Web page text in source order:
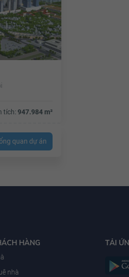
tích: 947.984 m²
quan dự án
HÀNG
nhà
TẢI